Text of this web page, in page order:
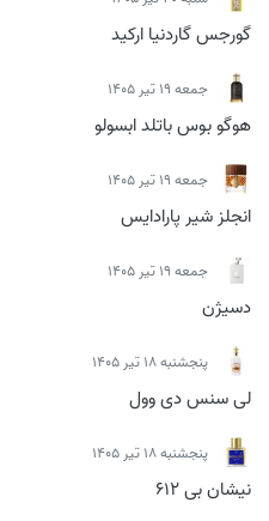
گورجس گاردنیا ارکید
جمعه 19 تیر 1405
هوگو بوس باتلد ابسولو
جمعه 19 تیر 1405
انجلز شیر پارادایس
جمعه 19 تیر 1405
دسیژن
پنجشنبه 18 تیر 1405
لی سنس دی وول
پنجشنبه 18 تیر 1405
نیشان بی 612